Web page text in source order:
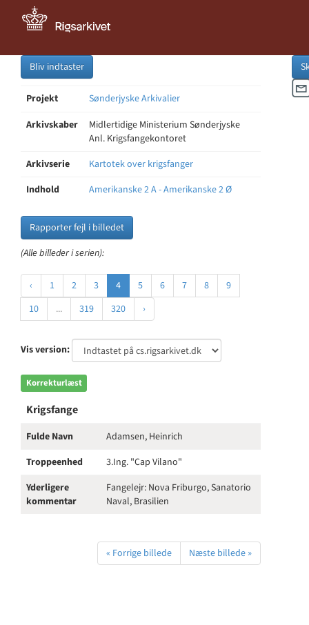
Bliv indtaster
Projekt
Sønderjyske Arkivalier
Arkivskaber
Midlertidige Ministerium Sønderjyske
Anl. Krigsfangekontoret
Arkivserie
Kartotek over krigsfanger
Indhold
Amerikanske 2 A - Amerikanske 2 Ø
Rapporter fejl i billedet
(Alle billeder i serien):
‹ 1 2 3 4 5 6 7 8
9
10
... 319 320 ›
Vis version:
Korrekturlæst
Krigsfange
Fulde Navn
Adamsen, Heinrich
Troppeenhed
3.Ing. "Cap Vilano"
Yderligere
kommentar
Fangelejr: Nova Friburgo, Sanatorio
Naval, Brasilien
« Forrige billede Næste billede »